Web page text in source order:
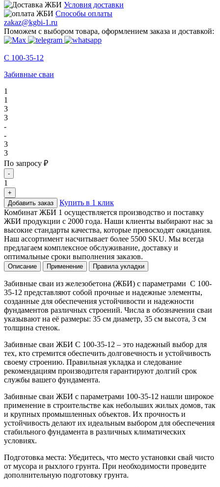
Условия доставки
Способы оплаты
zakaz@kgbi-1.ru
Поможем с выбором товара, оформлением заказа и доставкой:
С 100-35-12
Забивные сваи
1
1
3
3
-
-
3
3
По запросу ₽
-
1
+
Добавить заказ
Купить в 1 клик
Комбинат ЖБИ 1 осуществляется производство и поставку
ЖБИ продукции с 2000 года. Наши клиенты выбирают нас за
высокие стандарты качества, которые превосходят ожидания.
Наш ассортимент насчитывает более 5500 SKU. Мы всегда
предлагаем комплексное обслуживание, доставку и
оптимальные сроки выполнения заказов.
Описание Применение Правила укладки
Забивные сваи из железобетона (ЖБИ) с параметрами С 100-
35-12 представляют собой прочные и надежные элементы,
созданные для обеспечения устойчивости и надежности
фундаментов различных строений. Числа в обозначении сваи
указывают на её размеры: 35 см диаметр, 35 см высота, 3 см
толщина стенок.
Забивные сваи ЖБИ С 100-35-12 – это надежный выбор для
тех, кто стремится обеспечить долговечность и устойчивость
своему строению. Правильная укладка и следование
рекомендациям производителя гарантируют долгий срок
службы вашего фундамента.
Забивные сваи ЖБИ с параметрами 100-35-12 нашли широкое
применение в строительстве как небольших жилых домов, так
и крупных промышленных объектов. Их прочность и
устойчивость делают их идеальным выбором для обеспечения
стабильного фундамента в различных климатических
условиях.
Подготовка места: Убедитесь, что место установки свай чисто
от мусора и рыхлого грунта. При необходимости проведите
дополнительную подготовку грунта.